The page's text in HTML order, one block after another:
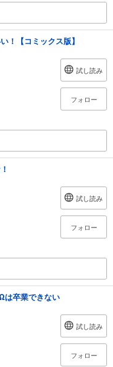
！【コミックス版】
試し読み
フォロー
試し読み
フォロー
は卒業できない
試し読み
フォロー